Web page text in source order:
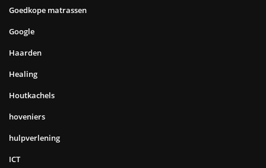
Goedkope matrassen
Google
Haarden
Healing
Houtkachels
hoveniers
hulpverlening
ICT